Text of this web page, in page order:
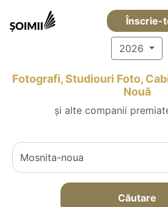
Înscrie-
2026
Fotografi, Studiouri Foto,
Nouă
și alte companii
Căutare